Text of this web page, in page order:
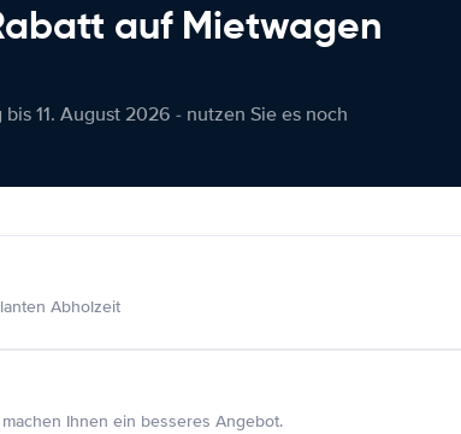
auf Mietwagen
11. August 2026 - nutzen Sie es noch
Abholzeit
Ihnen ein besseres Angebot.